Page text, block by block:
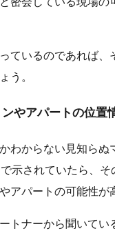
ているのであれば、
う。
やアパートの位置
わからない見知らぬ
示されていたら、 そ
アパートの可能性が
トナーから聞いてい